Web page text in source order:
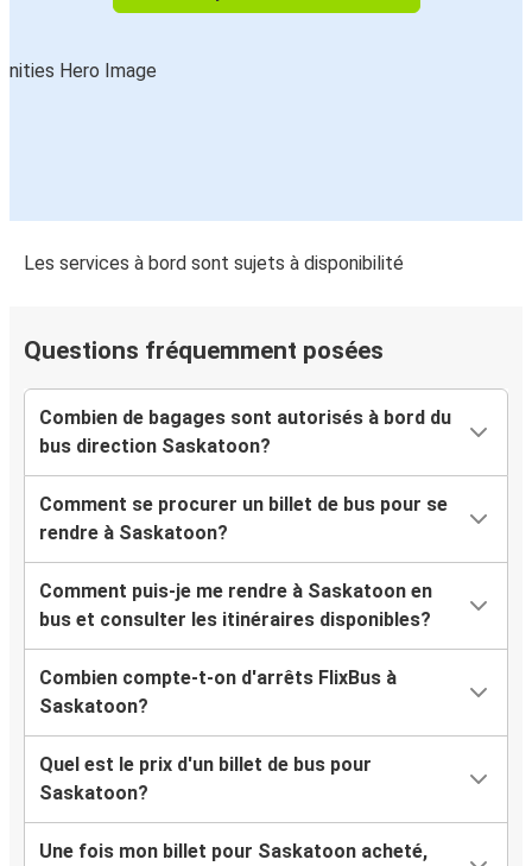
Les services à bord sont sujets à disponibilité
Questions fréquemment posées
Combien de bagages sont autorisés à bord du
bus direction Saskatoon?
Comment se procurer un billet de bus pour se
rendre à Saskatoon?
Comment puis-je me rendre à Saskatoon en
bus et consulter les itinéraires disponibles?
Combien compte-t-on d'arrêts FlixBus à
Saskatoon?
Quel est le prix d'un billet de bus pour
Saskatoon?
Une fois mon billet pour Saskatoon acheté,